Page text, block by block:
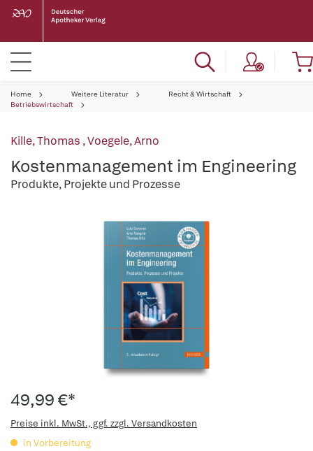
Home Weitere Literatur
Recht & Wirtschaft
Betriebswirtschaft
Kille, Thomas ,Voegele, Arno
Kostenmanagement im Engineering
Produkte, Projekte und Prozesse
49,99 €*
Preise inkl. MwSt., ggf. zzgl. Versandkosten
in Vorbereitung